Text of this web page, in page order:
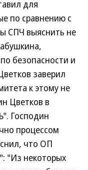
для
по сравнению с
СПЧ выяснить не
безопасности и
заверил
к этому не
Цветков в
Господин
процессом
что ОП
"Из некоторых